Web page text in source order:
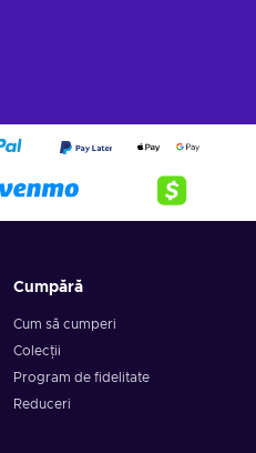
Cumpără
Cum să cumperi
Colecții
Program de fidelitate
Reduceri